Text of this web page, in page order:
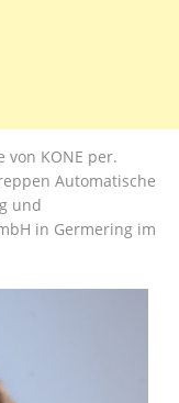
von KONE per.
Automatische
und
in Germering im